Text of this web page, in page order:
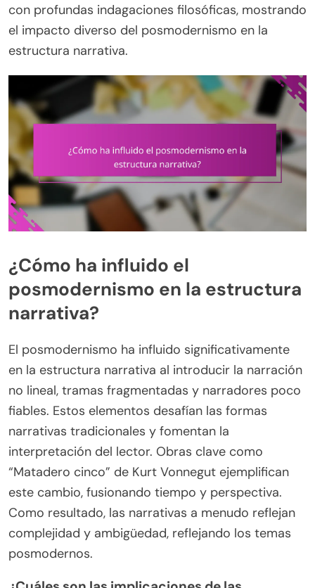
con profundas indagaciones filosóficas, mostrando
el impacto diverso del posmodernismo en la
estructura narrativa.
¿Cómo ha influido el
posmodernismo en la estructura
narrativa?
El posmodernismo ha influido significativamente
en la estructura narrativa al introducir la narración
no lineal, tramas fragmentadas y narradores poco
fiables. Estos elementos desafían las formas
narrativas tradicionales y fomentan la
interpretación del lector. Obras clave como
“Matadero cinco” de Kurt Vonnegut ejemplifican
este cambio, fusionando tiempo y perspectiva.
Como resultado, las narrativas a menudo reflejan
complejidad y ambigüedad, reflejando los temas
posmodernos.